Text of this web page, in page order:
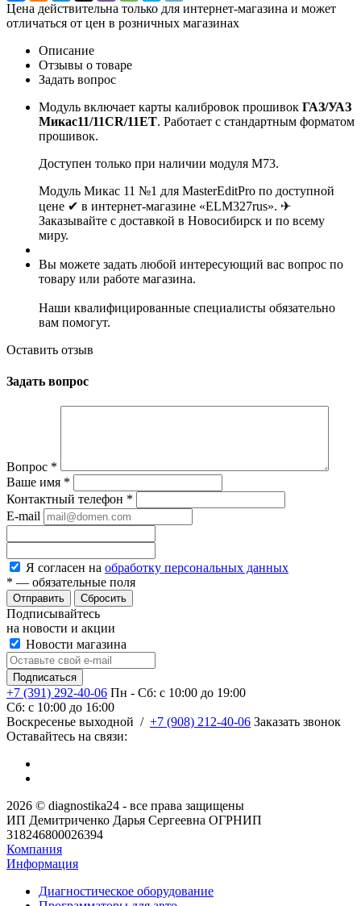
Цена действительна только для интернет-магазина и может
отличаться от цен в розничных магазинах
Описание
Отзывы о товаре
Задать вопрос
Модуль включает карты калибровок прошивок ГАЗ/УАЗ
Микас11/11CR/11ET. Работает с стандартным форматом
прошивок.
Доступен только при наличии модуля М73.
Модуль Микас 11 №1 для MasterEditPro по доступной
цене ✔ в интернет-магазине «ELM327rus». ✈
Заказывайте с доставкой в Новосибирск и по всему
миру.
Вы можете задать любой интересующий вас вопрос по
товару или работе магазина.
Наши квалифицированные специалисты обязательно
вам помогут.
Оставить отзыв
Задать вопрос
Вопрос *
Ваше имя *
Контактный телефон *
E-mail
Я согласен на обработку персональных данных
* — обязательные поля
Сбросить
Подписывайтесь
на новости и акции
Новости магазина
+7 (391) 292-40-06 Пн - Сб: c 10:00 до 19:00
Сб: c 10:00 до 16:00
​Воскресенье выходной / +7 (908) 212-40-06 Заказать звонок
Оставайтесь на связи:
2026 © diagnostika24 - все права защищены
ИП Демитриченко Дарья Сергеевна ОГРНИП
318246800026394
Компания
Информация
Диагностическое оборудование